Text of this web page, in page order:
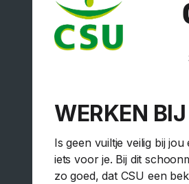
WERKEN
Is geen vuiltje veilig bij
iets voor je. Bij dit
zo goed, dat CSU een